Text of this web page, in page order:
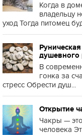
Когда в
владельцу
уход Тогда питомец
душевного
В
гонка за
стресс Обрести душ...
Открытие
Чакры —
человека